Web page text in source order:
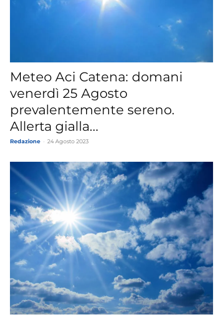
Meteo Aci Catena: domani
venerdì 25 Agosto
prevalentemente sereno.
Allerta gialla...
Redazione 24 Agosto 2023